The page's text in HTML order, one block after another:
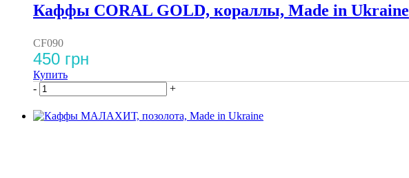
Каффы CORAL GOLD, кораллы, Made in Ukraine
CF090
450 грн
Купить
-
+